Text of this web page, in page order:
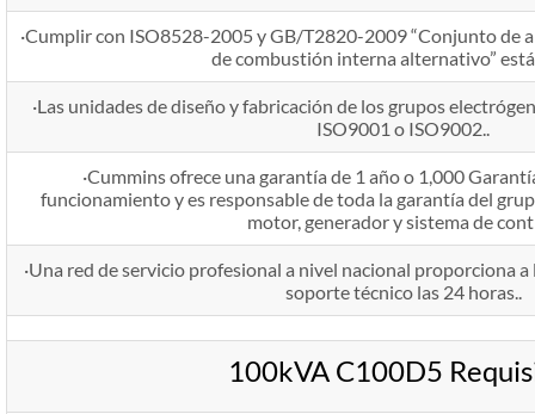
·Cumplir con ISO8528-2005 y GB/T2820-2009 “Conjunto de
de combustión interna alternativo”
·Las unidades de diseño y fabricación de los grupos
ISO9001 o ISO9002..
·Cummins ofrece una garantía de 1 año o 1,000
funcionamiento y es responsable de toda la garantía del
motor, generador y sistema de
·Una red de servicio profesional a nivel nacional proporciona
soporte técnico las 24 horas..
100kVA C100D5